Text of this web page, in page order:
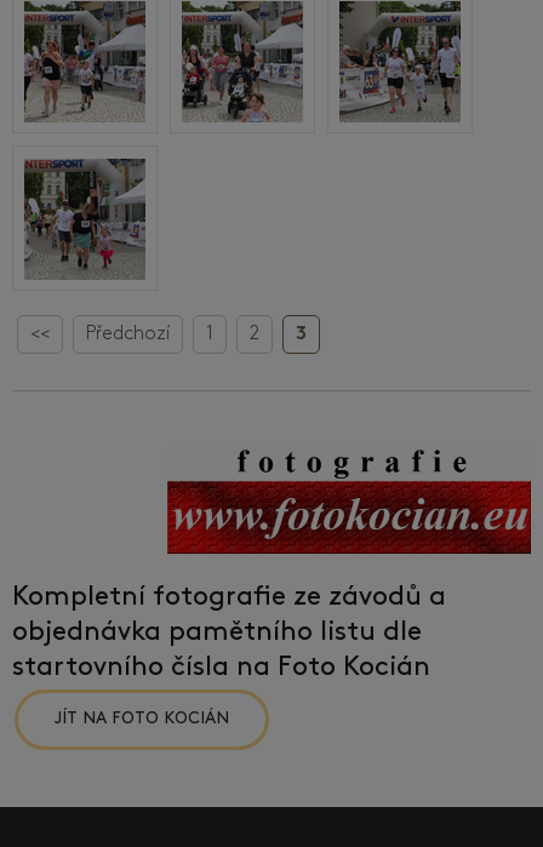
<< Předchozí 1 2 3
Kompletní fotografie ze závodů a
objednávka pamětního listu dle
startovního čísla na Foto Kocián
JÍT NA FOTO KOCIÁN